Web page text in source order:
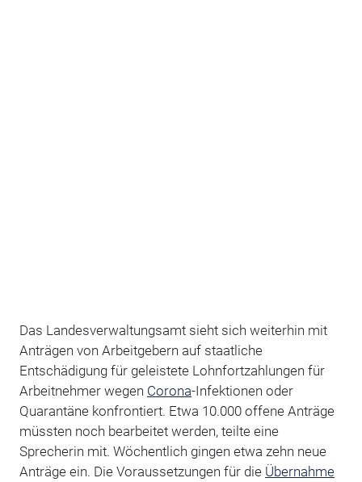
Das Landesverwaltungsamt sieht sich weiterhin mit
Anträgen von Arbeitgebern auf staatliche
Entschädigung für geleistete Lohnfortzahlungen für
Arbeitnehmer wegen Corona-Infektionen oder
Quarantäne konfrontiert. Etwa 10.000 offene Anträge
müssten noch bearbeitet werden, teilte eine
Sprecherin mit. Wöchentlich gingen etwa zehn neue
Anträge ein. Die Voraussetzungen für die Übernahme